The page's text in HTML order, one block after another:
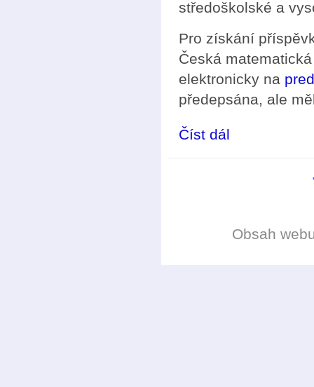
středoškolské a
Pro získání
Česká
elektronicky na
předepsána, ale
Číst dál
Obsah